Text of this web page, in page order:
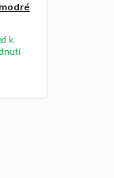
k